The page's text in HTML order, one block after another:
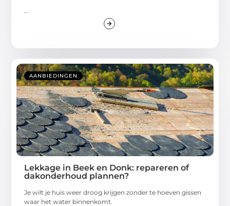
AANBIEDINGEN
Lekkage in Beek en Donk: repareren of
dakonderhoud plannen?
Je wilt je huis weer droog krijgen zonder te hoeven gissen
waar het water binnenkomt.